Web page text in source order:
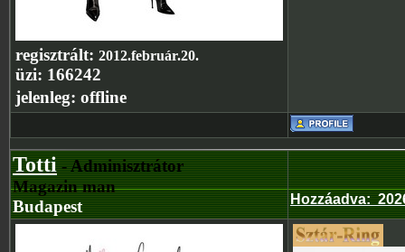
regisztrált: 2012.február.20.
üzi: 166242
jelenleg: offline
Totti- Adminisztrátor
Magazin man
Budapest
Hozzáadva: